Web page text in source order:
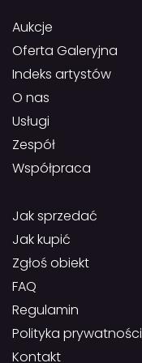
Aukcje
Oferta Galeryjna
Indeks artystów
O nas
Usługi
Zespół
Współpraca
Jak sprzedać
Jak kupić
Zgłoś obiekt
FAQ
Regulamin
Polityka prywatności
Kontakt